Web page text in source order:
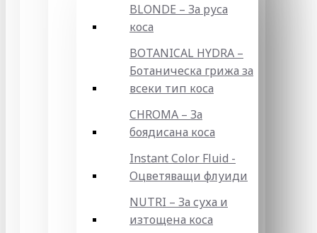
BLONDE – За руса
коса
BOTANICAL HYDRA –
Ботаническа грижа за
всеки тип коса
CHROMA – За
боядисана коса
Instant Color Fluid -
Оцветяващи флуиди
NUTRI – За суха и
изтощена коса